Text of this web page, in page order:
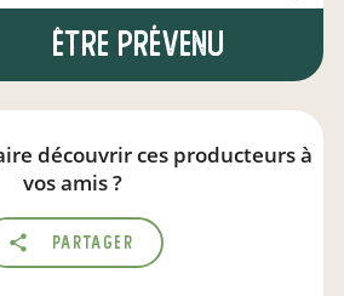
Être prévenu
découvrir ces producteurs à
vos amis ?
Partager